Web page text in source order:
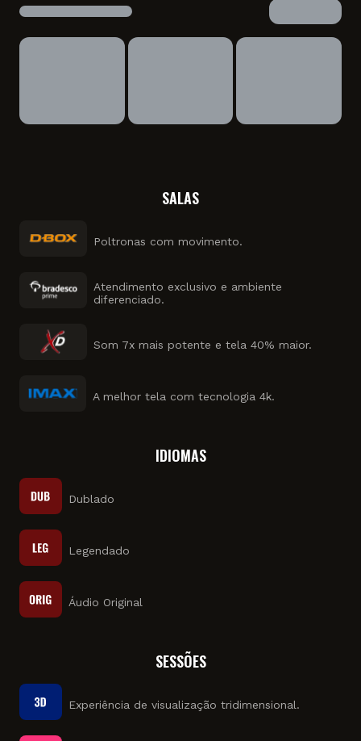
SALAS
Poltronas com movimento.
Atendimento exclusivo e ambiente
diferenciado.
Som 7x mais potente e tela 40% maior.
A melhor tela com tecnologia 4k.
IDIOMAS
Dublado
Legendado
Áudio Original
SESSÕES
Experiência de visualização tridimensional.